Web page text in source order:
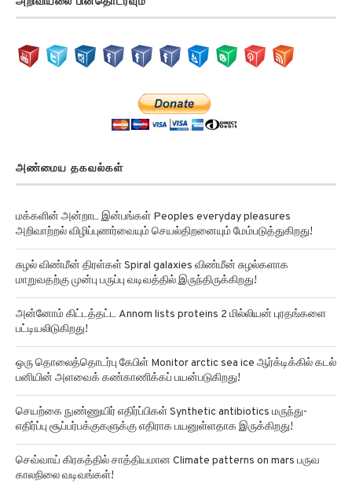
அண்மைய தகவல்கள்
மக்களின் அன்றாட இன்பங்கள் Peoples everyday pleasures
அறிவாற்றல் விழிப்புணர்வையும் செயல்திறனையும் மேம்படுத்துகிறது!
சுழல் விண்மீன் திரள்கள் Spiral galaxies விண்மீன் சுழல்களாக
மாறுவதற்கு முன்பு பருப்பு வடிவத்தில் இருந்திருக்கிறது!
அன்னோம் கிட்டத்தட்ட Annom lists proteins 2 மில்லியன் புரதங்களை
பட்டியலிடுகிறது!
ஒரு தொலைத்தொடர்பு கேபிள் Monitor arctic sea ice ஆர்க்டிக்கில் கடல்
பனியின் அளவைக் கண்காணிக்கப் பயன்படுகிறது!
செயற்கை நுண்ணுயிர் எதிர்ப்பிகள் Synthetic antibiotics மருந்து-
எதிர்ப்பு சூப்பர்பக்குகளுக்கு எதிராக பயனுள்ளதாக இருக்கிறது!
செவ்வாய் கிரகத்தில் சாத்தியமான Climate patterns on mars பருவ
காலநிலை வடிவங்கள்!